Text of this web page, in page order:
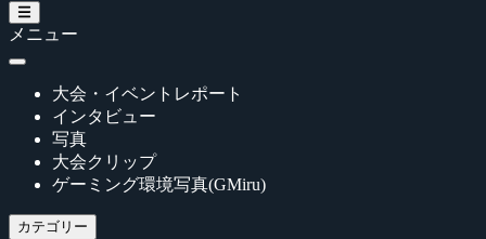
メニュー
大会・イベントレポート
インタビュー
写真
大会クリップ
ゲーミング環境写真(GMiru)
カテゴリー